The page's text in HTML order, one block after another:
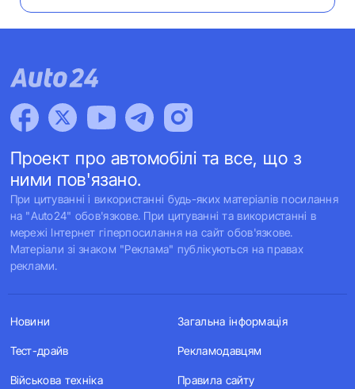
Проект про автомобілі та все, що з
ними пов'язано.
При цитуванні і використанні будь-яких матеріалів посилання
на "Auto24" обов'язкове. При цитуванні та використанні в
мережі Інтернет гіперпосилання на сайт обов'язкове.
Матеріали зі знаком "Реклама" публікуються на правах
реклами.
Новини
Тест-драйв
Військова техніка
Загальна інформація
Рекламодавцям
Правила сайту